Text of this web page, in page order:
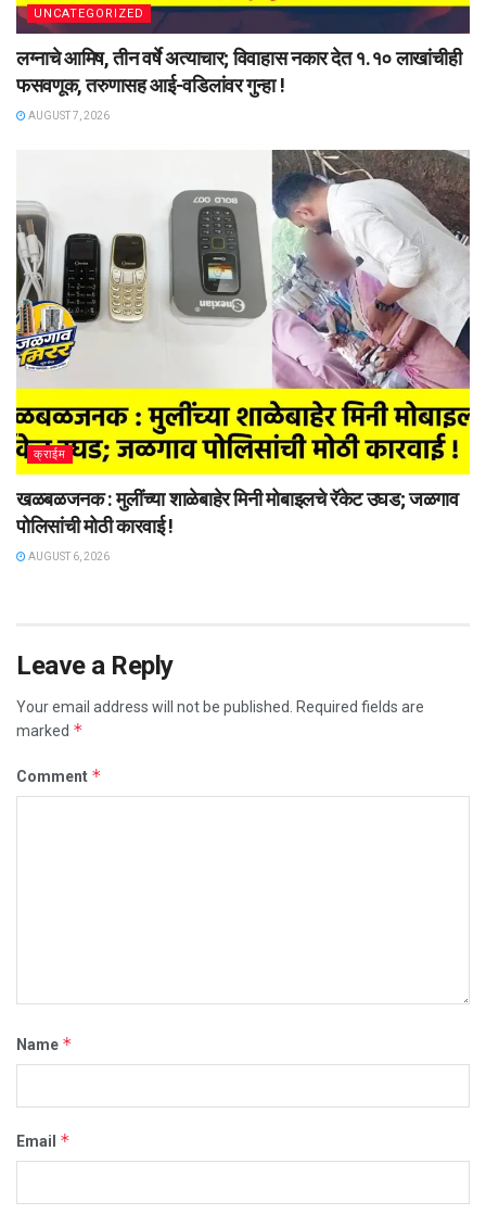
UNCATEGORIZED
लग्नाचे आमिष, तीन वर्षे अत्याचार; विवाहास नकार देत १.१० लाखांचीही
फसवणूक, तरुणासह आई-वडिलांवर गुन्हा !
AUGUST 7, 2026
क्राईम
खळबळजनक : मुलींच्या शाळेबाहेर मिनी मोबाइलचे रॅकेट उघड; जळगाव
पोलिसांची मोठी कारवाई !
AUGUST 6, 2026
Leave a Reply
Your email address will not be published.
Required fields are
marked *
Comment *
Name *
Email *